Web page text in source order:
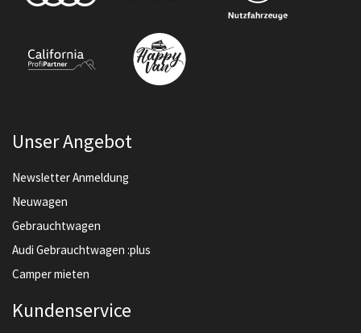
Unser Angebot
Newsletter Anmeldung
Neuwagen
Gebrauchtwagen
Audi Gebrauchtwagen :plus
Camper mieten
Kundenservice